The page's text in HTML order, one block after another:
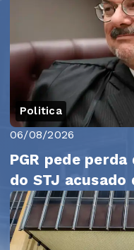
Politica
06/08/2026
PGR pede
do STJ acusado